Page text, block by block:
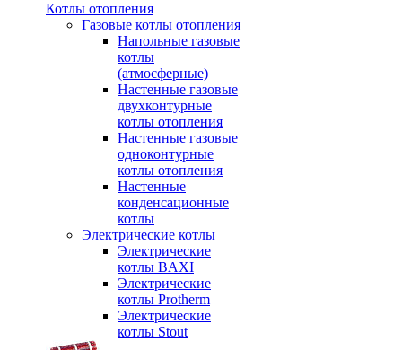
Котлы отопления
Газовые котлы отопления
Напольные газовые
котлы
(атмосферные)
Настенные газовые
двухконтурные
котлы отопления
Настенные газовые
одноконтурные
котлы отопления
Настенные
конденсационные
котлы
Электрические котлы
Электрические
котлы BAXI
Электрические
котлы Protherm
Электрические
котлы Stout